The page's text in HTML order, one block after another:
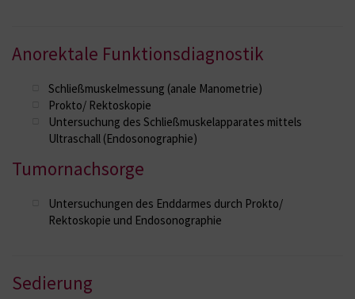
Anorektale Funktionsdiagnostik
Schließmuskelmessung (anale Manometrie)
Prokto/ Rektoskopie
Untersuchung des Schließmuskelapparates mittels
Ultraschall (Endosonographie)
Tumornachsorge
Untersuchungen des Enddarmes durch Prokto/
Rektoskopie und Endosonographie
Sedierung